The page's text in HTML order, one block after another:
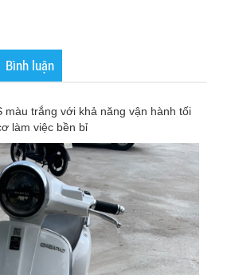
Bình luận
màu trắng với khả năng vận hành tối
làm việc bền bỉ